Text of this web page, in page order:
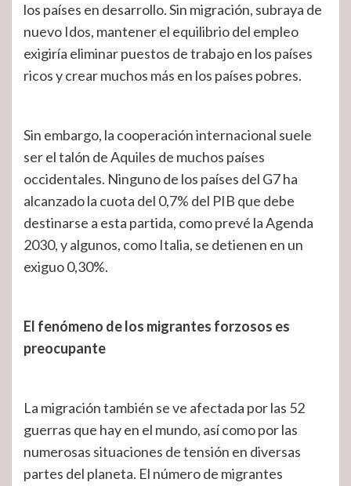
los países en desarrollo. Sin migración, subraya de
nuevo Idos, mantener el equilibrio del empleo
exigiría eliminar puestos de trabajo en los países
ricos y crear muchos más en los países pobres.
Sin embargo, la cooperación internacional suele
ser el talón de Aquiles de muchos países
occidentales. Ninguno de los países del G7 ha
alcanzado la cuota del 0,7% del PIB que debe
destinarse a esta partida, como prevé la Agenda
2030, y algunos, como Italia, se detienen en un
exiguo 0,30%.
El fenómeno de los migrantes forzosos es
preocupante
La migración también se ve afectada por las 52
guerras que hay en el mundo, así como por las
numerosas situaciones de tensión en diversas
partes del planeta. El número de migrantes